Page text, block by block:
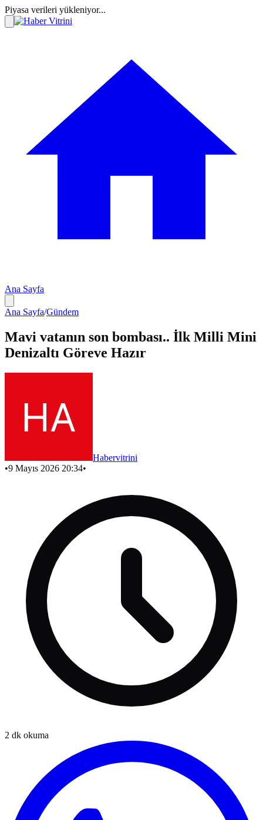
Piyasa verileri yükleniyor...
Ana Sayfa
Ana Sayfa/Gündem
Mavi vatanın son bombası.. İlk Milli Mini
Denizaltı Göreve Hazır
Habervitrini
•9 Mayıs 2026 20:34•
2 dk okuma